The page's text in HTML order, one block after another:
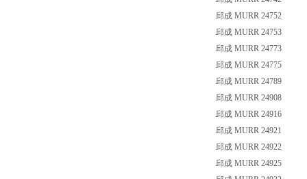
邱成 MURR 24752
邱成 MURR 24753
邱成 MURR 24773
邱成 MURR 24775
邱成 MURR 24789
邱成 MURR 24908
邱成 MURR 24916
邱成 MURR 24921
邱成 MURR 24922
邱成 MURR 24925